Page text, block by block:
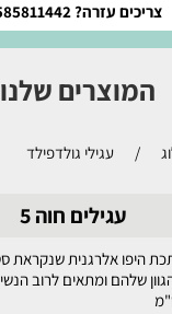
צריכים עזרה? 0585811442
המוצרים
/ עגילי גולדפילד
עגילים חוה 5
היפו אלרגנית שנקראת
שלהם ומתאים לרוב